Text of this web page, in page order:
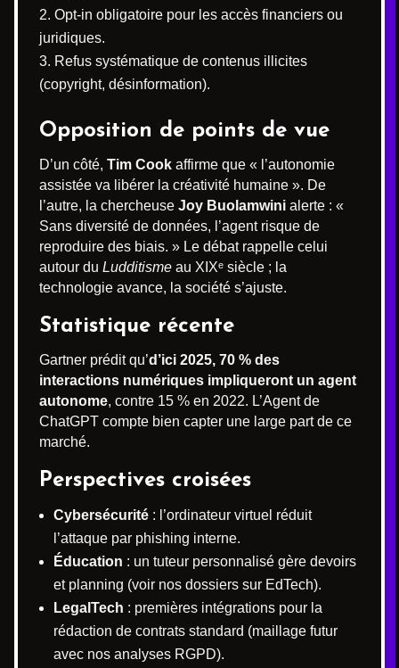
Opt-in obligatoire pour les accès financiers ou
juridiques.
Refus systématique de contenus illicites
(copyright, désinformation).
Opposition de points de vue
D’un côté, Tim Cook affirme que « l’autonomie
assistée va libérer la créativité humaine ». De
l’autre, la chercheuse Joy Buolamwini alerte : «
Sans diversité de données, l’agent risque de
reproduire des biais. » Le débat rappelle celui
autour du Ludditisme au XIXᵉ siècle ; la
technologie avance, la société s’ajuste.
Statistique récente
Gartner prédit qu’d’ici 2025, 70 % des
interactions numériques impliqueront un agent
autonome, contre 15 % en 2022. L’Agent de
ChatGPT compte bien capter une large part de ce
marché.
Perspectives croisées
Cybersécurité : l’ordinateur virtuel réduit
l’attaque par phishing interne.
Éducation : un tuteur personnalisé gère devoirs
et planning (voir nos dossiers sur EdTech).
LegalTech : premières intégrations pour la
rédaction de contrats standard (maillage futur
avec nos analyses RGPD).